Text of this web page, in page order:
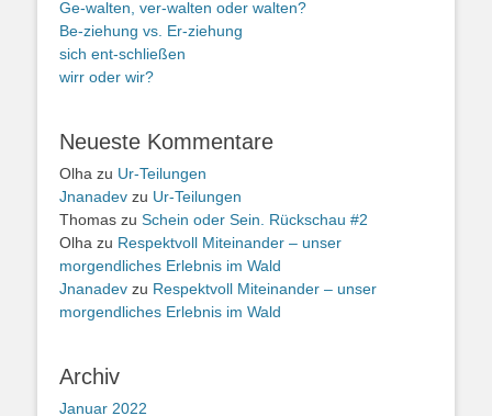
Ge-walten, ver-walten oder walten?
Be-ziehung vs. Er-ziehung
sich ent-schließen
wirr oder wir?
Neueste Kommentare
Olha zu Ur-Teilungen
Jnanadev zu Ur-Teilungen
Thomas zu Schein oder Sein. Rückschau #2
Olha zu Respektvoll Miteinander – unser
morgendliches Erlebnis im Wald
Jnanadev zu Respektvoll Miteinander – unser
morgendliches Erlebnis im Wald
Archiv
Januar 2022